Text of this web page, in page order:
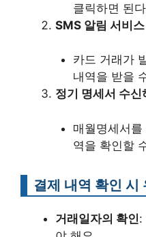
클릭하면 된
SMS 알림 서비
카드 거래가
내역을 받을
정기 명세서 수신
매월명세서
역을 확인할
결제 내역 확인 시
거래일자의 확인: